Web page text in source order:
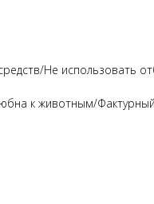
Не использовать
к животным/